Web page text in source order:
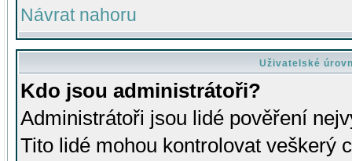
Návrat nahoru
Uživatelské
Kdo jsou administrátoři?
Administrátoři jsou lidé pověření
Tito lidé mohou kontrolovat veškerý